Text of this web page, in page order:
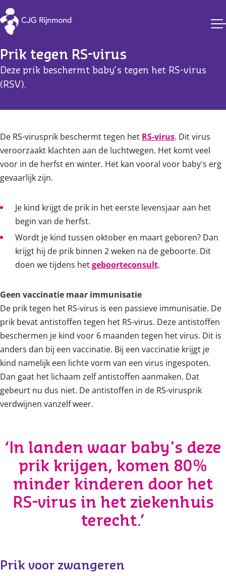
Vaccinaties CJG Rijnmond
Prik tegen RS-virus
Deze prik beschermt baby’s tegen het RS-virus
(RSV).
De RS-virusprik beschermt tegen het RS-virus. Dit virus
veroorzaakt klachten aan de luchtwegen. Het komt veel
voor in de herfst en winter. Het kan vooral voor baby's erg
gevaarlijk zijn.
Je kind krijgt de prik in het eerste levensjaar aan het
begin van de herfst.
Wordt je kind tussen oktober en maart geboren? Dan
krijgt hij de prik binnen 2 weken na de geboorte. Dit
doen we tijdens hetgeboorteconsult.
Geen vaccinatie maar immunisatie
De prik tegen het RS-virus is een passieve immunisatie. De
prik bevat antistoffen tegen het RS-virus. Deze antistoffen
beschermen je kind voor 6 maanden tegen het virus. Dit is
anders dan bij een vaccinatie. Bij een vaccinatie krijgt je
kind namelijk een lichte vorm van een virus ingespoten.
Dan gaat het lichaam zelf antistoffen aanmaken. Dat
gebeurt nu dus niet. De antistoffen in de RS-virusprik
verdwijnen vanzelf weer.
‘In landen waar baby's deze
prik krijgen, komen 80%
minder kinderen door het
RS-virus in het ziekenhuis
terecht.’
Prik voor zwangeren